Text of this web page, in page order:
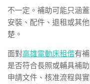
不一定。補助可能只涵
安裝、配件、退租或其
楚。
面對高雄電動床租借有
是否符合長照或輔具補
申請文件、核准流程與